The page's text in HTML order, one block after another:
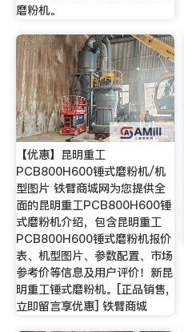
磨粉机。
【优惠】昆明重工
PCB800H600锤式磨粉机/机
型图片 铁臂商城网为您提供全
面的昆明重工PCB800H600锤
式磨粉机介绍，包含昆明重工
PCB800H600锤式磨粉机报价
表、机型图片、参数配置、市场
参考价等信息及用户评价！新昆
明重工锤式磨粉机。[正品销售,
立即留言享优惠] 铁臂商城